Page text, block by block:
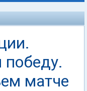
победу.
матче